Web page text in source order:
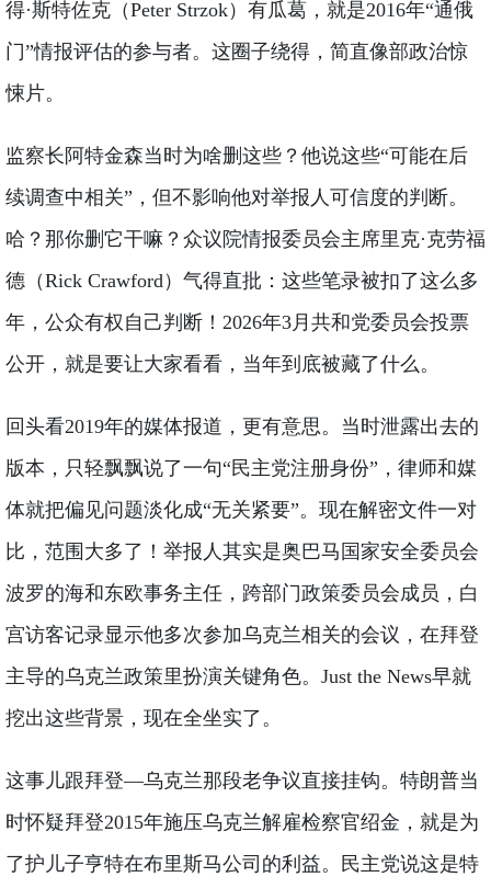
得·斯特佐克（Peter Strzok）有瓜葛，就是2016年“通俄
门”情报评估的参与者。这圈子绕得，简直像部政治惊
悚片。
监察长阿特金森当时为啥删这些？他说这些“可能在后
续调查中相关”，但不影响他对举报人可信度的判断。
哈？那你删它干嘛？众议院情报委员会主席里克·克劳福
德（Rick Crawford）气得直批：这些笔录被扣了这么多
年，公众有权自己判断！2026年3月共和党委员会投票
公开，就是要让大家看看，当年到底被藏了什么。
回头看2019年的媒体报道，更有意思。当时泄露出去的
版本，只轻飘飘说了一句“民主党注册身份”，律师和媒
体就把偏见问题淡化成“无关紧要”。现在解密文件一对
比，范围大多了！举报人其实是奥巴马国家安全委员会
波罗的海和东欧事务主任，跨部门政策委员会成员，白
宫访客记录显示他多次参加乌克兰相关的会议，在拜登
主导的乌克兰政策里扮演关键角色。Just the News早就
挖出这些背景，现在全坐实了。
这事儿跟拜登—乌克兰那段老争议直接挂钩。特朗普当
时怀疑拜登2015年施压乌克兰解雇检察官绍金，就是为
了护儿子亨特在布里斯马公司的利益。民主党说这是特